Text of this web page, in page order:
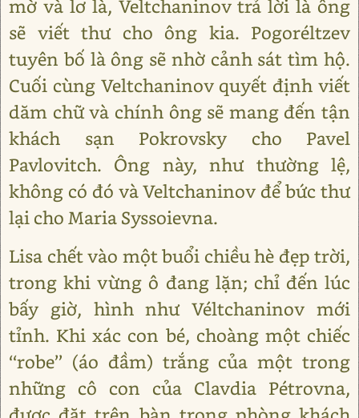
mờ và lơ là, Veltchaninov trả lời là ông
sẽ viết thư cho ông kia. Pogoréltzev
tuyên bố là ông sẽ nhờ cảnh sát tìm hộ.
Cuối cùng Veltchaninov quyết định viết
dăm chữ và chính ông sẽ mang đến tận
khách sạn Pokrovsky cho Pavel
Pavlovitch. Ông này, như thường lệ,
không có đó và Veltchaninov để bức thư
lại cho Maria Syssoievna.
Lisa chết vào một buổi chiều hè đẹp trời,
trong khi vừng ô đang lặn; chỉ đến lúc
bấy giờ, hình như Véltchaninov mới
tỉnh. Khi xác con bé, choàng một chiếc
‘‘robe’’ (áo đầm) trắng của một trong
những cô con của Clavdia Pétrovna,